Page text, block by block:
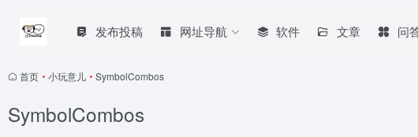
发布投稿 网址导航 软件 文章 问
首页 • 小玩意儿 • SymbolCombos
SymbolCombos